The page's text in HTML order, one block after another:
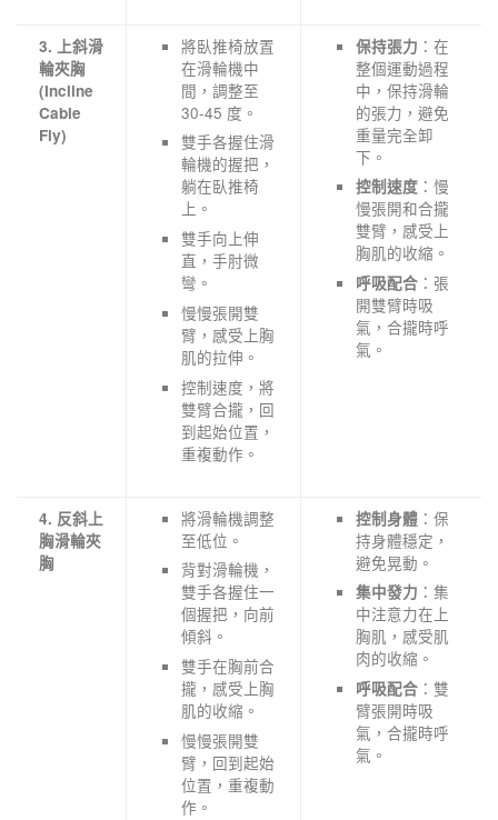
3. 上斜滑
輪夾胸
(Incline
Cable
Fly)
將臥推椅放置
在滑輪機中
間，調整至
30-45 度。
雙手各握住滑
輪機的握把，
躺在臥推椅
上。
雙手向上伸
直，手肘微
彎。
慢慢張開雙
臂，感受上胸
肌的拉伸。
控制速度，將
雙臂合攏，回
到起始位置，
重複動作。
保持張力 ：在
整個運動過程
中，保持滑輪
的張力，避免
重量完全卸
下。
控制速度 ：慢
慢張開和合攏
雙臂，感受上
胸肌的收縮。
呼吸配合 ：張
開雙臂時吸
氣，合攏時呼
氣。
4. 反斜上
胸滑輪夾
胸
將滑輪機調整
至低位。
背對滑輪機，
雙手各握住一
個握把，向前
傾斜。
雙手在胸前合
攏，感受上胸
肌的收縮。
慢慢張開雙
臂，回到起始
位置，重複動
作。
控制身體 ：保
持身體穩定，
避免晃動。
集中發力 ：集
中注意力在上
胸肌，感受肌
肉的收縮。
呼吸配合 ：雙
臂張開時吸
氣，合攏時呼
氣。